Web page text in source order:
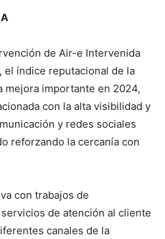
de Air-e Intervenida
índice reputacional de la
mejora importante en 2024,
con la alta visibilidad y
y redes sociales
reforzando la cercanía con
con trabajos de
de atención al cliente
canales de la